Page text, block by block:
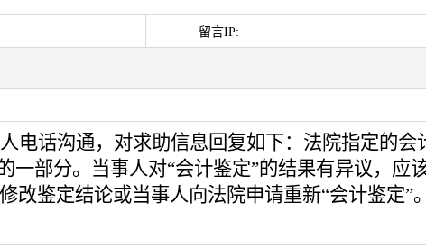
留言IP:
电话沟通，对求助信息回复如下：法院指定的
一部分。当事人对“会计鉴定”的结果有异议，应
改鉴定结论或当事人向法院申请重新“会计鉴定”。